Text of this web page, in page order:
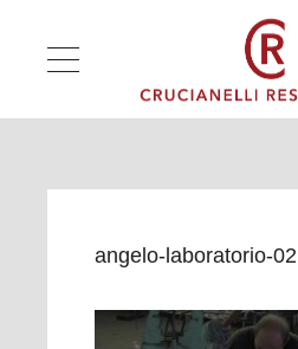
angelo-laboratorio-02